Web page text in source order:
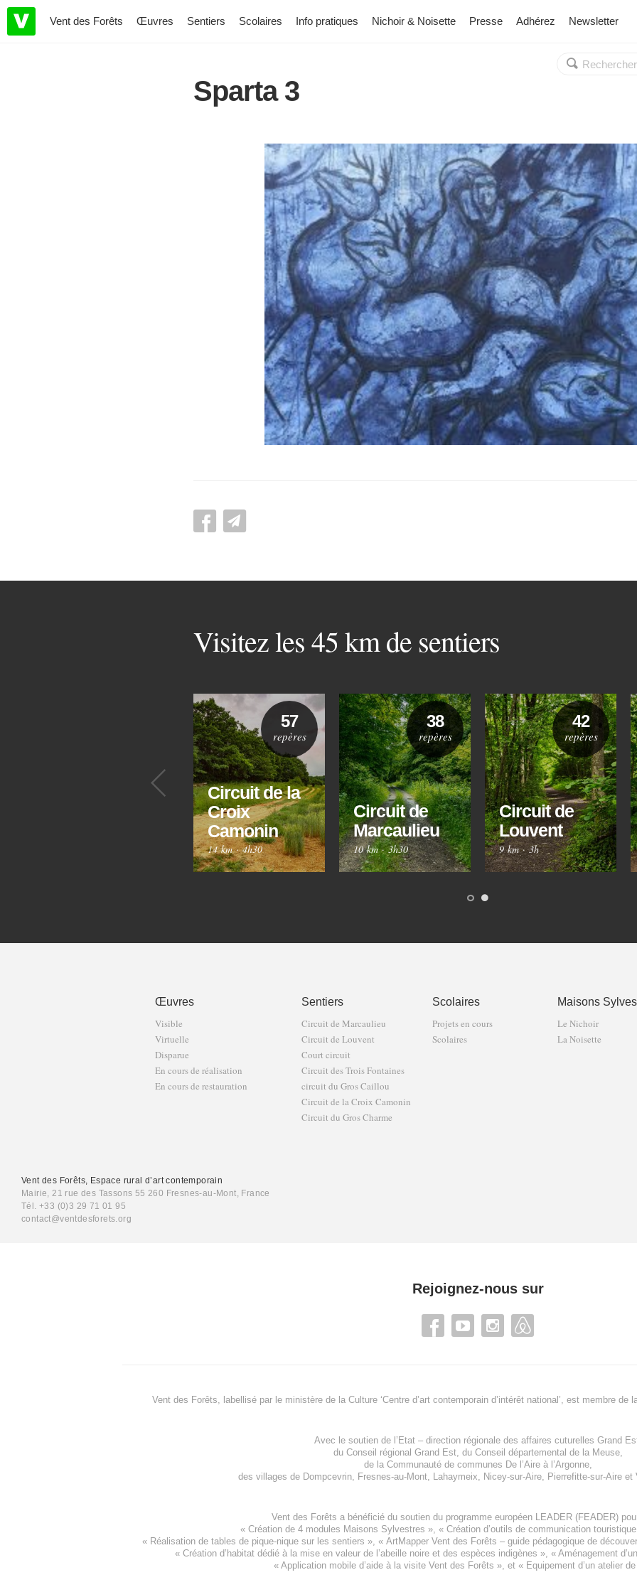
Vent des Forêts Œuvres Sentiers Scolaires Info pratiques Nichoir & Noisette Presse Adhérez Newsletter
Rechercher :
OK
Sparta 3
Visitez les 45 km de sentiers
Précédent
Circuit de la
Croix
Camonin
14 km·4h30
57
repères
Circuit de
Marcaulieu
10 km·3h30
38
repères
Circuit de
Louvent
9 km·3h
42
repères
Œuvres
Visible
Virtuelle
Disparue
En cours de réalisation
En cours de restauration
Sentiers
Circuit de Marcaulieu
Circuit de Louvent
Court circuit
Circuit des Trois Fontaines
circuit du Gros Caillou
Circuit de la Croix Camonin
Circuit du Gros Charme
Scolaires
Projets en cours
Scolaires
Maisons
Le Nichoir
La Noisette
Vent des Forêts, Espace rural d’art contemporain
Mairie, 21 rue des Tassons 55 260 Fresnes-au-Mont, France
Tél. +33 (0)3 29 71 01 95
contact@ventdesforets.org
Rejoignez-nous sur
Vent des Forêts, labellisé par le ministère de la Culture ‘Centre d’art contemporain d’intérêt national’, est membre de
Avec le soutien de l’ Etat – direction régionale des affaires cuturelles Grand
du Conseil régional Grand Est, du Conseil départemental de la Meuse,
de la Communauté de communes De l’Aire à l’Argonne,
des villages de Dompcevrin, Fresnes-au-Mont, Lahaymeix, Nicey-sur-Aire, Pierrefitte-sur-Aireet
Vent des Forêts a bénéficié du soutien du programme européen LEADER (FEADER)
« Création de 4 modules Maisons Sylvestres », « Création d’outils de communication
« Réalisation de tables de pique-nique sur les sentiers », « ArtMapper Vent des Forêts – guide pédagogique de
« Création d’habitat dédié à la mise en valeur de l’abeille noire et des espèces indigènes », « Aménagement
« Application mobile d’aide à la visite Vent des Forêts », et « Equipement d’un atelier